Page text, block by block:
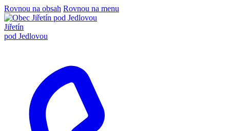
Rovnou na obsah Rovnou na menu
Jiřetín
pod Jedlovou